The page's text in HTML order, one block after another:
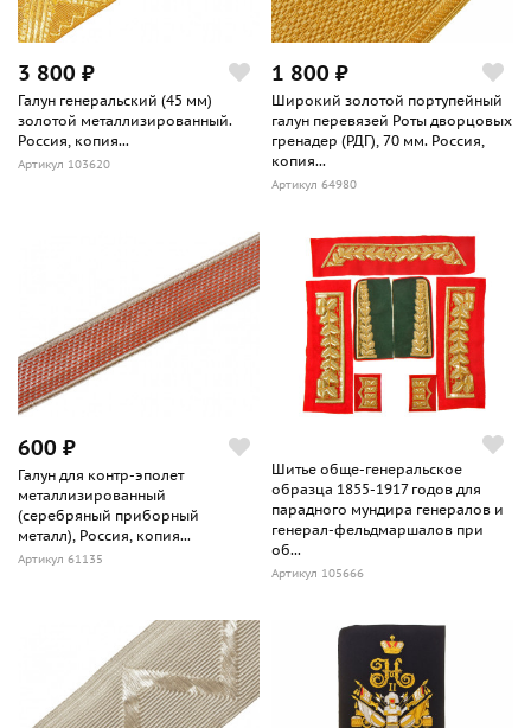
3 800 ₽
Галун генеральский (45 мм)
золотой металлизированный.
Россия, копия...
Артикул 103620
1 800 ₽
Широкий золотой портупейный
галун перевязей Роты дворцовых
гренадер (РДГ), 70 мм. Россия,
копия...
Артикул 64980
600 ₽
Галун для контр-эполет
металлизированный
(серебряный приборный
металл), Россия, копия...
Артикул 61135
Шитье обще-генеральское
образца 1855-1917 годов для
парадного мундира генералов и
генерал-фельдмаршалов при
об...
Артикул 105666